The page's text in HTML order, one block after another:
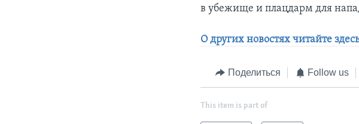
в убежище и плацдарм для
О других новостях читайте
Поделиться Follow us
This item is part of